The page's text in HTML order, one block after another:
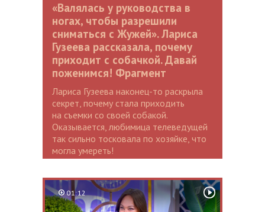
«Валялась у руководства в
ногах, чтобы разрешили
сниматься с Жужей». Лариса
Гузеева рассказала, почему
приходит с собачкой. Давай
поженимся! Фрагмент
Лариса Гузеева наконец-то раскрыла
секрет, почему стала приходить
на съемки со своей собакой.
Оказывается, любимица телеведущей
так сильно тосковала по хозяйке, что
могла умереть!
01:12